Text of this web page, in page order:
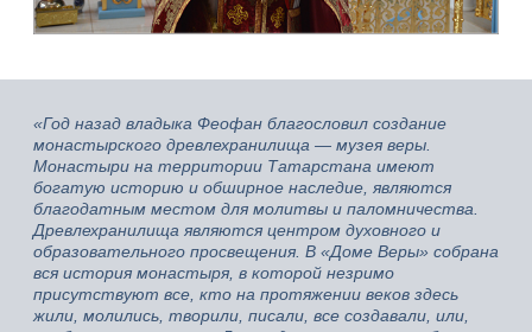
«Год назад владыка Феофан благословил создание
монастырского древлехранилища — музея веры.
Монастыри на территории Татарстана имеют
богатую историю и обширное наследие, являются
благодатным местом для молитвы и паломничества.
Древлехранилища являются центром духовного и
образовательного просвещения. В «Доме Веры» собрана
вся история монастыря, в которой незримо
присутствуют все, кто на протяжении веков здесь
жили, молились, творили, писали, все создавали, или,